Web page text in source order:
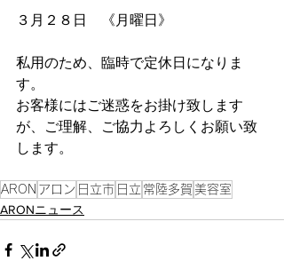
３月２８日　《月曜日》
私用のため、臨時で定休日になりま
す。
お客様にはご迷惑をお掛け致します
が、ご理解、ご協力よろしくお願い致
します。
ARON アロン 日立市 日立 常陸多賀 美容室
ARONニュース